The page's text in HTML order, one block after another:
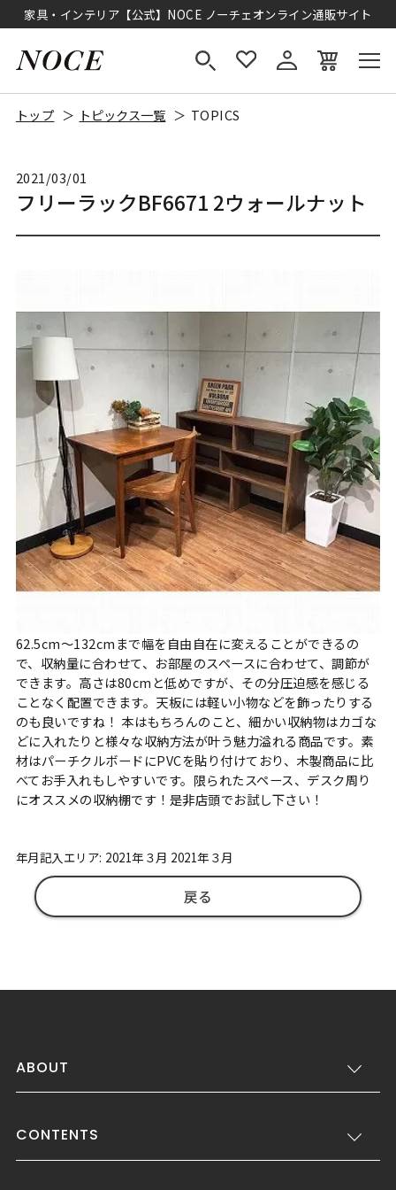
家具・インテリア【公式】NOCE ノーチェオンライン通販サイト
トップ トピックス一覧 TOPICS
2021/03/01
フリーラックBF6671 2ウォールナット
62.5cm～132cmまで幅を自由自在に変えることができるの
で、収納量に合わせて、お部屋のスペースに合わせて、調節が
できます。高さは80cmと低めですが、その分圧迫感を感じる
ことなく配置できます。天板には軽い小物などを飾ったりする
のも良いですね！ 本はもちろんのこと、細かい収納物はカゴな
どに入れたりと様々な収納方法が叶う魅力溢れる商品です。素
材はパーチクルボードにPVCを貼り付けており、木製商品に比
べてお手入れもしやすいです。限られたスペース、デスク周り
にオススメの収納棚です！是非店頭でお試し下さい！
年月記入エリア: 2021年３月 2021年３月
戻る
ABOUT
CONTENTS